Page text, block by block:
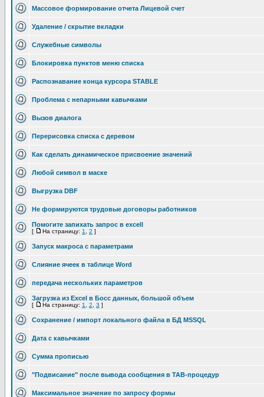
Массовое формирование отчета Лицевой счет
Удаление / скрытие вкладки
Служебные символы
Блокировка пунктов меню списка
Распознавание конца курсора STABLE
Проблема с непарными кавычками
Вызов диалога
Перерисовка списка с деревом
Как сделать динамическое присвоение значений
Любой символ в маске
Выгрузка DBF
Не формируются трудовые договоры работников
Помогите запихать запрос в excell
[ На страницу: 1 2 ]
Запуск макроса с параметрами
Слияние ячеек в таблице Word
передача нескольких параметров
Загрузка из Excel в Босс данных, большой объем
[ На страницу: 1 2 3 ]
Сохранение / импорт локального файла в БД MSSQL
Дата с кавычками
Сумма прописью
"Подвисание" после вывода сообщения в TAB-процедур
Максимальное значение по запросу формы